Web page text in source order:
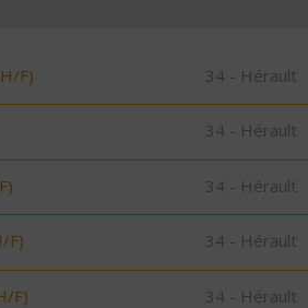
F) 34 - Hérault
34 - Hérault
34 - Hérault
F) 34 - Hérault
F) 34 - Hérault